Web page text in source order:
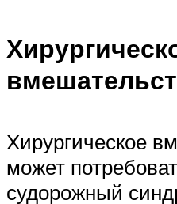
Хирургическое
может
судорожный